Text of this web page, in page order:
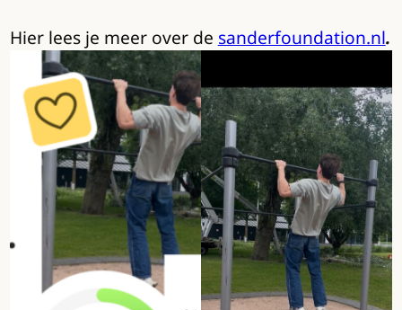
Hier lees je meer over de sanderfoundation.nl.